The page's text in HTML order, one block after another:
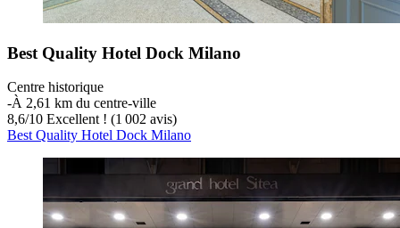
Best Quality Hotel Dock Milano
Centre historique
‐À 2,61 km du centre-ville
8,6/10 Excellent ! (1 002 avis)
Best Quality Hotel Dock Milano